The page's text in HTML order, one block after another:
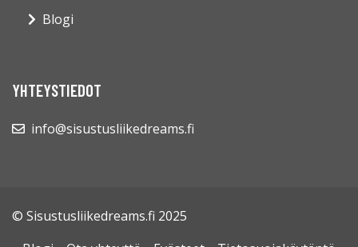
Blogi
YHTEYSTIEDOT
info@sisustusliikedreams.fi
© Sisustusliikedreams.fi 2025